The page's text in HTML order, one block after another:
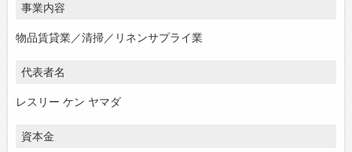
事業内容
物品賃貸業／清掃／リネンサプライ業
代表者名
レスリー ケン ヤマダ
資本金